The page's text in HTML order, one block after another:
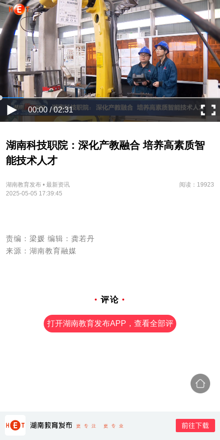
00:00 / 02:31
湖南科技职院：深化产教融合 培养高素质智
能技术人才
湖南教育发布 • 最新资讯
阅读：19923
2025-05-05 17:39:45
责编：梁媛 编辑：龚若丹
来源：湖南教育融媒
评论
打开湖南教育发布APP，查看全部评